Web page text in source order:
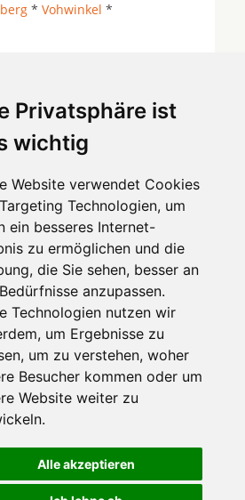
Privatsphäre ist
wichtig
Website verwendet Cookies
Technologien, um
ein besseres Internet-
zu ermöglichen und die
die Sie sehen, besser an
anzupassen.
Technologien nutzen wir
um Ergebnisse zu
um zu verstehen, woher
Besucher kommen oder um
Website weiter zu
Alle akzeptieren
* Vohwinkel *
Nähe von Wuppertal Elberfeld
* Essen * Gevelsberg * Haan
* Hattingen an der Ruhr *
* Hückeswagen * Leichlingen
* Radevormwald
* Schwelm Solingen
*Wermelskirchen*
*
Elberfeld wurde am
2026 aktualisiert.
und andere